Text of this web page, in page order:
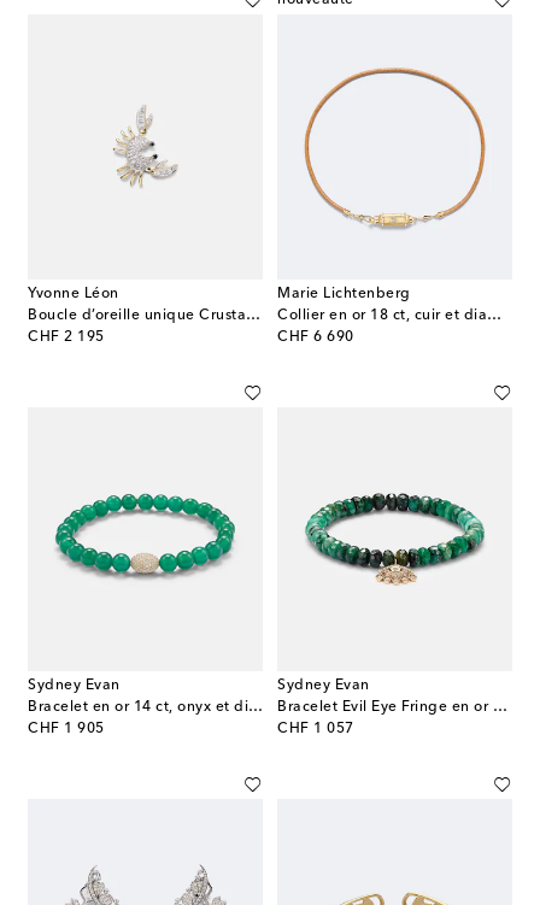
Yvonne Léon
Boucle d’oreille unique Crustacé en or 9 ct et diamants
CHF 2 195
original price
Marie Lichtenberg
Collier en or 18 ct, cuir et diamants
CHF 6 690
original price
Sydney Evan
Bracelet en or 14 ct, onyx et diamants
CHF 1 905
original price
Sydney Evan
Bracelet Evil Eye Fringe en or 14 ct et diamants
CHF 1 057
original price